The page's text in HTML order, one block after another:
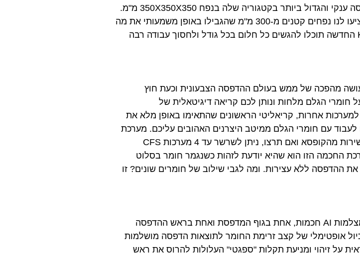
.
עד כה, במדפסות תלת מימד סגורות מהדור המהיר, הציעו לנו נפחים קטנים מ-300 מ"מ שהגבילו באופן משמעותי את מה
שהמשתמש יכל להדפיס אבל לא עוד! עם ה- K2 PLUS החדשה תוכלו להגשים כל חלום בכל גודל ולחסוך עבודה רבה
מהפכה של ממש בעולם ההדפסה הצבעונית וכעת חוץ
הגלם מלחות ונותן לכם קריאה דיגיטאלית של
אחרות, קריאליטי הראשונים שהתאימו באופן מלא את
עם חומרי הגלם ממיטב היצרנים האהובים עליכם. מערכת
ה- CFS מאפשרת לכם הדפסה צבעונית עד 4 צבעים ישירות מהקופסא ואם תרצו, ניתן לשרשר עד 4 מערכות CFS
נוסף של המערכת החכמה הזו הוא שהיא יודעת לזהות כשנגמר חומר בסלוט
ההדפסה ללא עצירות. ומה לגבי שילוב של חומרים שונים? זו
מאובזרת בשתי מצלמות AI חכמות, אחת בגוף המדפסת ואחת בראש ההדפסה
אופטימלי של קצב זרימת החומר לתוצאות הדפסה מושלמות
על זיהוי ומניעת תקלות "ספגטי" העלולות להרוס את ראש